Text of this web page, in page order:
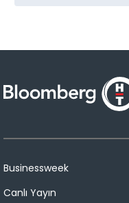
Businessweek
Canlı Yayın